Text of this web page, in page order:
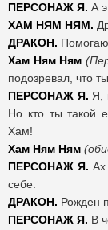
ПЕРСОНАЖ Я. А
ХАМ НЯМ НЯМ.
ДРАКОН.
Хам Ням Ням
подозревал, что
ПЕРСОНАЖ Я. Я,
Но кто ты такой
Хам!
Хам Ням Ням
ПЕРСОНАЖ Я. Ах
себе.
ДРАКОН. Рожден
ПЕРСОНАЖ Я. В